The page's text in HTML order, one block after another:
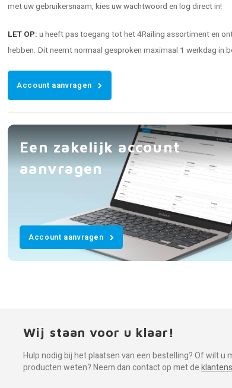
met uw gebruikersnaam, kies uw wachtwoord en log direct in!
LET OP: u heeft pas toegang tot het 4Railing assortiment en
hebben. Dit neemt normaal gesproken maximaal 1 werkdag in
Account aanvragen
Een zakelijk account
aanvragen
Account aanvragen
Wij staan voor u klaar!
Hulp nodig bij het plaatsen van een bestelling? Of wilt u
producten weten? Neem dan contact op met de